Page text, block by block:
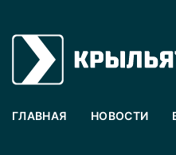
ГЛАВНАЯ НОВОСТИ